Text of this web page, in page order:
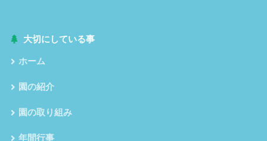
大切にしている事
ホーム
園の紹介
園の取り組み
年間行事